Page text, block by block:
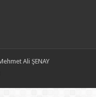
Ali ŞENAY